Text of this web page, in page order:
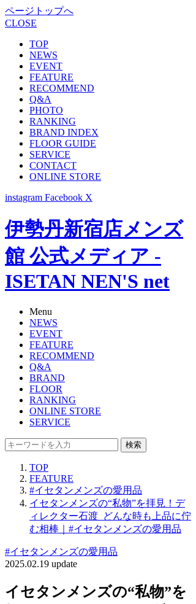
ページトップへ
CLOSE
TOP
NEWS
EVENT
FEATURE
RECOMMEND
Q&A
PHOTO
RANKING
BRAND INDEX
FLOOR GUIDE
SERVICE
CONTACT
ONLINE STORE
instagram Facebook X
伊勢丹新宿店メンズ
館 公式メディア -
ISETAN NEN'S net
Menu
NEWS
EVENT
FEATURE
RECOMMEND
Q&A
BRAND
FLOOR
RANKING
ONLINE STORE
SERVICE
検索
TOP
FEATURE
#イセタンメンズの愛用品
イセタンメンズの“私物”を拝見！デ
ィレクター石渡_どんな時も上品に佇
む相棒｜#イセタンメンズの愛用品
#イセタンメンズの愛用品
2025.02.19 update
イセタンメンズの“私物”を